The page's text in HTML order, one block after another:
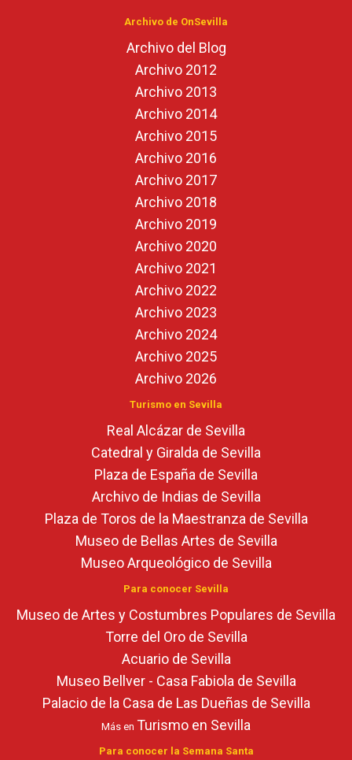
Archivo de OnSevilla
Archivo del Blog
Archivo 2012
Archivo 2013
Archivo 2014
Archivo 2015
Archivo 2016
Archivo 2017
Archivo 2018
Archivo 2019
Archivo 2020
Archivo 2021
Archivo 2022
Archivo 2023
Archivo 2024
Archivo 2025
Archivo 2026
Turismo en Sevilla
Real Alcázar de Sevilla
Catedral y Giralda de Sevilla
Plaza de España de Sevilla
Archivo de Indias de Sevilla
Plaza de Toros de la Maestranza de Sevilla
Museo de Bellas Artes de Sevilla
Museo Arqueológico de Sevilla
Para conocer Sevilla
Museo de Artes y Costumbres Populares de Sevilla
Torre del Oro de Sevilla
Acuario de Sevilla
Museo Bellver - Casa Fabiola de Sevilla
Palacio de la Casa de Las Dueñas de Sevilla
Más en Turismo en Sevilla
Para conocer la Semana Santa